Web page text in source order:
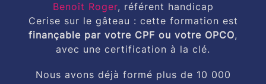
Benoît Roger, référent handicap
Cerise sur le gâteau : cette formation est
finançable par votre CPF ou votre OPCO,
avec une certification à la clé.
Nous avons déjà formé plus de 10 000